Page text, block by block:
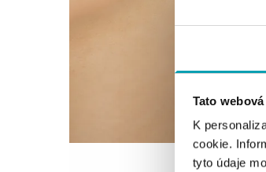
Tato
K
cookie.
tyto údaje